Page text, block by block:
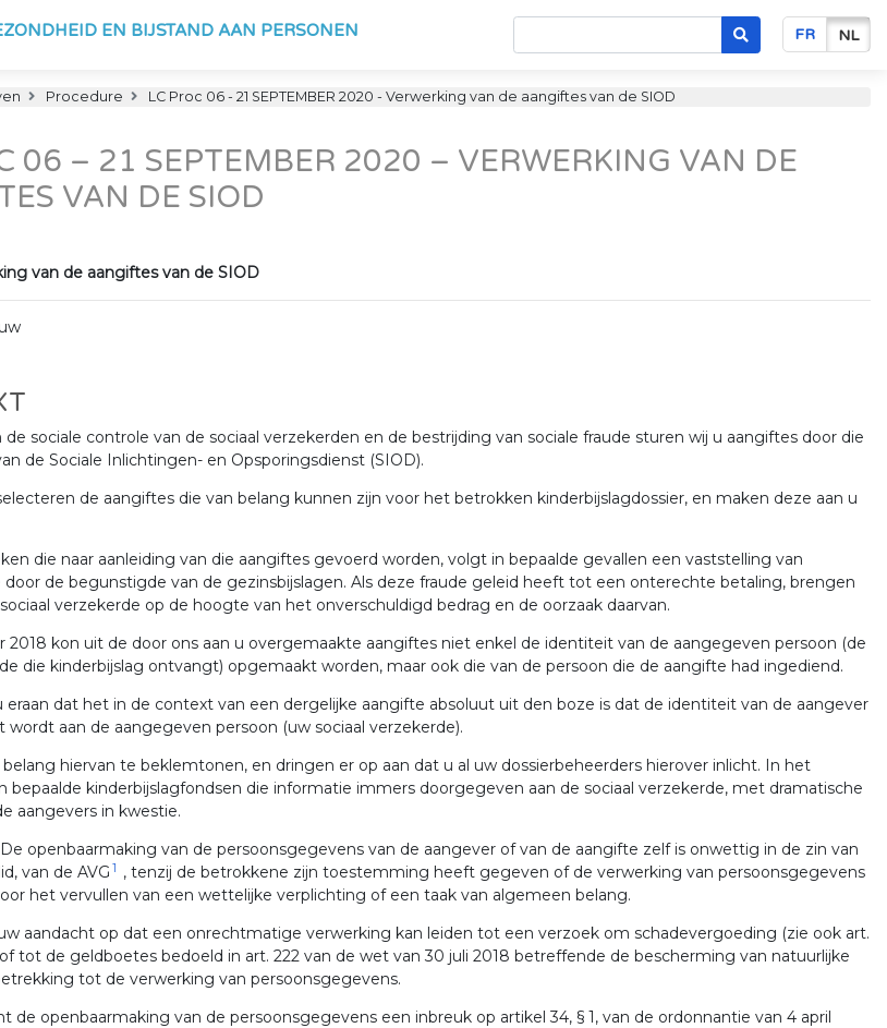
EN BIJSTAND AAN PERSONEN FR NL
Procedure LC Proc 06 - 21 SEPTEMBER 2020 - Verwerking van de aangiftes van de SIOD
06 – 21 SEPTEMBER 2020 – VERWERKING VAN DE
VAN DE SIOD
van de aangiftes van de SIOD
de sociale controle van de sociaal verzekerden en de bestrijding van sociale fraude sturen wij u aangiftes door die
de Sociale Inlichtingen- en Opsporingsdienst (SIOD).
de aangiftes die van belang kunnen zijn voor het betrokken kinderbijslagdossier, en maken deze aan u
die naar aanleiding van die aangiftes gevoerd worden, volgt in bepaalde gevallen een vaststelling van
door de begunstigde van de gezinsbijslagen. Als deze fraude geleid heeft tot een onterechte betaling, brengen
verzekerde op de hoogte van het onverschuldigd bedrag en de oorzaak daarvan.
2018 kon uit de door ons aan u overgemaakte aangiftes niet enkel de identiteit van de aangegeven persoon (de
die kinderbijslag ontvangt) opgemaakt worden, maar ook die van de persoon die de aangifte had ingediend.
eraan dat het in de context van een dergelijke aangifte absoluut uit den boze is dat de identiteit van de aangever
aan de aangegeven persoon (uw sociaal verzekerde).
hiervan te beklemtonen, en dringen er op aan dat u al uw dossierbeheerders hierover inlicht. In het
bepaalde kinderbijslagfondsen die informatie immers doorgegeven aan de sociaal verzekerde, met dramatische
aangevers in kwestie.
openbaarmaking van de persoonsgegevens van de aangever of van de aangifte zelf is onwettig in de zin van
van de AVG 1
, tenzij de betrokkene zijn toestemming heeft gegeven of de verwerking van persoonsgegevens
het vervullen van een wettelijke verplichting of een taak van algemeen belang.
aandacht op dat een onrechtmatige verwerking kan leiden tot een verzoek om schadevergoeding (zie ook art.
tot de geldboetes bedoeld in art. 222 van de wet van 30 juli 2018 betreffende de bescherming van natuurlijke
tot de verwerking van persoonsgegevens.
de openbaarmaking van de persoonsgegevens een inbreuk op artikel 34, § 1, van de ordonnantie van 4 april